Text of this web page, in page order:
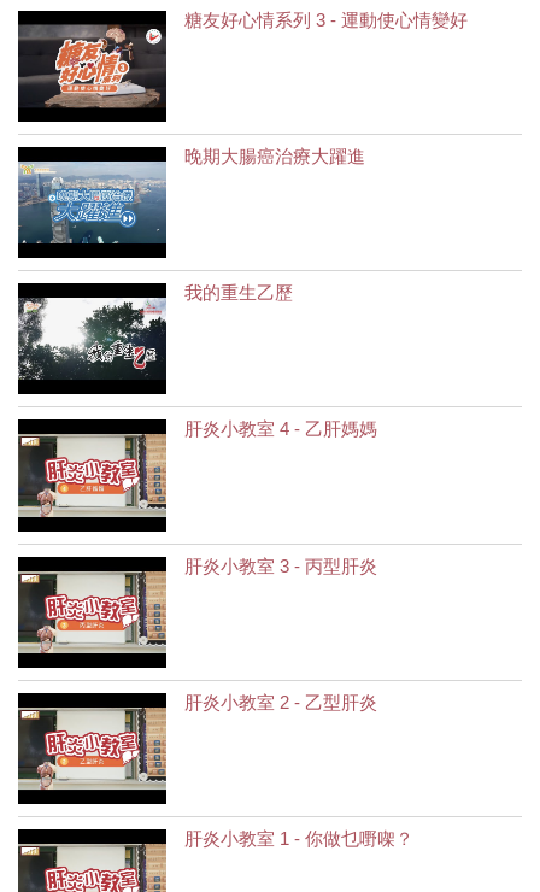
糖友好心情系列 3 - 運動使心情變好
晚期大腸癌治療大躍進
我的重生乙歷
肝炎小教室 4 - 乙肝媽媽
肝炎小教室 3 - 丙型肝炎
肝炎小教室 2 - 乙型肝炎
肝炎小教室 1 - 你做乜嘢㗎？